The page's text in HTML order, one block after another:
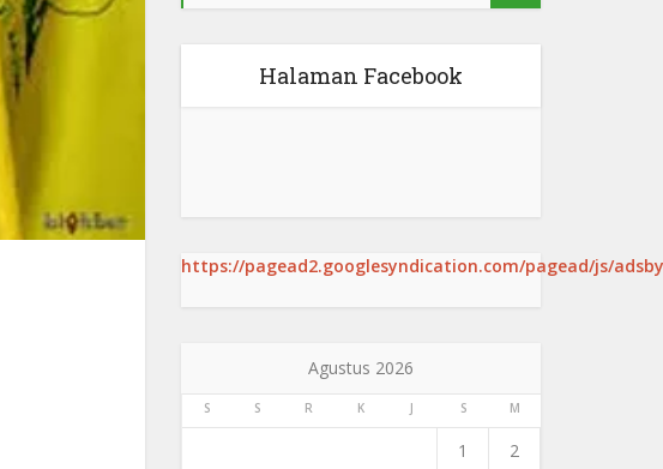
Halaman Facebook
https://pagead2.googlesyndication.com/pagead/js/
Agustus 2026
S S R K J S M
1 2